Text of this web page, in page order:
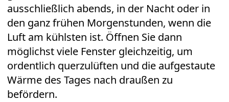
ausschließlich abends, in der Nacht oder in
den ganz frühen Morgenstunden, wenn die
Luft am kühlsten ist. Öffnen Sie dann
möglichst viele Fenster gleichzeitig, um
ordentlich querzulüften und die aufgestaute
Wärme des Tages nach draußen zu
befördern.